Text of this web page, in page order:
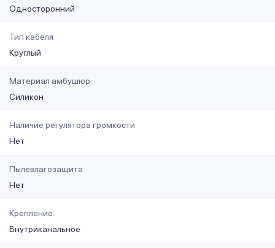
Односторонний
Тип кабеля
Круглый
Материал амбушюр
Силикон
Наличие регулятора громкости
Нет
Пылевлагозащита
Нет
Крепление
Внутриканальное